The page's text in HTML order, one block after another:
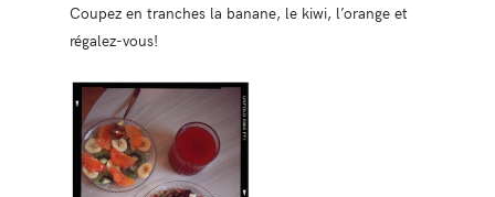
Coupez en tranches la banane, le kiwi, l’orange et
régalez-vous!